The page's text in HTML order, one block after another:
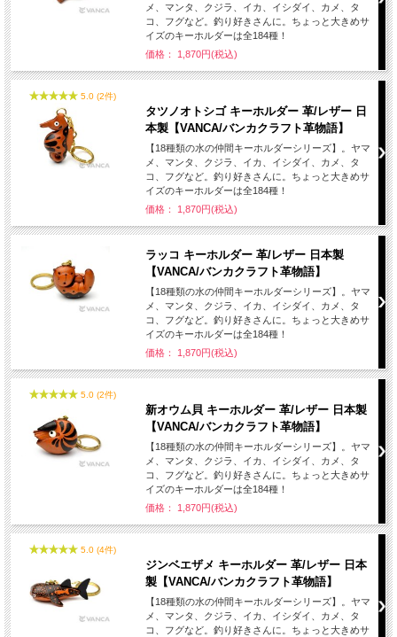
メ、マンタ、クジラ、イカ、イシダイ、カメ、タ
コ、フグなど。釣り好きさんに。ちょっと大きめサ
イズのキーホルダーは全184種！
価格： 1,870円(税込)
5.0 (2件)
タツノオトシゴ キーホルダー 革/レザー 日
本製【VANCA/バンカクラフト革物語】
【18種類の水の仲間キーホルダーシリーズ】。ヤマ
メ、マンタ、クジラ、イカ、イシダイ、カメ、タ
コ、フグなど。釣り好きさんに。ちょっと大きめサ
イズのキーホルダーは全184種！
価格： 1,870円(税込)
ラッコ キーホルダー 革/レザー 日本製
【VANCA/バンカクラフト革物語】
【18種類の水の仲間キーホルダーシリーズ】。ヤマ
メ、マンタ、クジラ、イカ、イシダイ、カメ、タ
コ、フグなど。釣り好きさんに。ちょっと大きめサ
イズのキーホルダーは全184種！
価格： 1,870円(税込)
5.0 (2件)
新オウム貝 キーホルダー 革/レザー 日本製
【VANCA/バンカクラフト革物語】
【18種類の水の仲間キーホルダーシリーズ】。ヤマ
メ、マンタ、クジラ、イカ、イシダイ、カメ、タ
コ、フグなど。釣り好きさんに。ちょっと大きめサ
イズのキーホルダーは全184種！
価格： 1,870円(税込)
5.0 (4件)
ジンベエザメ キーホルダー 革/レザー 日本
製【VANCA/バンカクラフト革物語】
【18種類の水の仲間キーホルダーシリーズ】。ヤマ
メ、マンタ、クジラ、イカ、イシダイ、カメ、タ
コ、フグなど。釣り好きさんに。ちょっと大きめサ